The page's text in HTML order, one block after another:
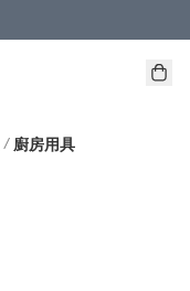
/ 廚房用具